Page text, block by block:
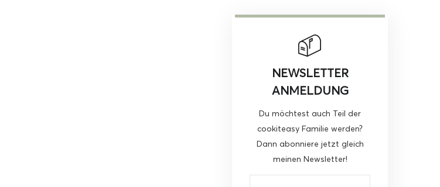
NEWSLETTER
ANMELDUNG
Du möchtest auch Teil der
cookiteasy Familie werden?
Dann abonniere jetzt gleich
meinen Newsletter!